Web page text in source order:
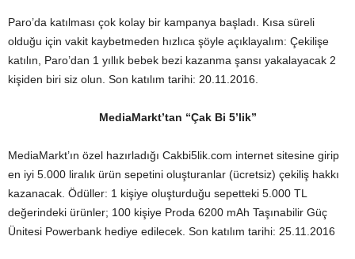
Paro’da katılması çok kolay bir kampanya başladı. Kısa süreli
olduğu için vakit kaybetmeden hızlıca şöyle açıklayalım: Çekilişe
katılın, Paro’dan 1 yıllık bebek bezi kazanma şansı yakalayacak 2
kişiden biri siz olun. Son katılım tarihi: 20.11.2016.
MediaMarkt’tan “Çak Bi 5’lik”
MediaMarkt’ın özel hazırladığı Cakbi5lik.com internet sitesine girip
en iyi 5.000 liralık ürün sepetini oluşturanlar (ücretsiz) çekiliş hakkı
kazanacak. Ödüller: 1 kişiye oluşturduğu sepetteki 5.000 TL
değerindeki ürünler; 100 kişiye Proda 6200 mAh Taşınabilir Güç
Ünitesi Powerbank hediye edilecek. Son katılım tarihi: 25.11.2016